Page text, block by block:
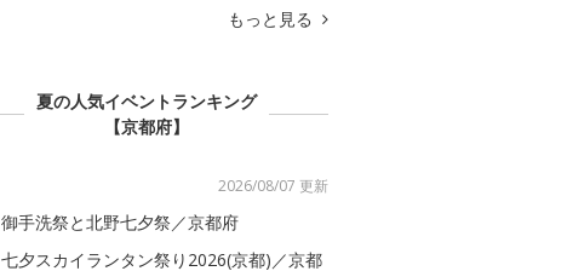
もっと見る
夏の人気イベントランキング
【京都府】
2026/08/07 更新
御手洗祭と北野七夕祭／京都府
七夕スカイランタン祭り2026(京都)／京都